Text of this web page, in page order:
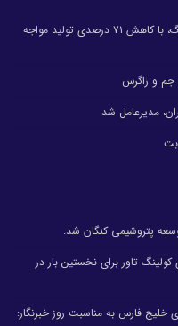
پتروشیمی اروند پس از اختلالات ناشی از جنگ، با کاهش ۷۱ درصدی تولید مواجه
و زاگرس
مدیرعامل شد
پتروشیمی کنگان شد.
تاور برای نخستین بار در
خلیج فارس به مناسبت روز خبرنگار: